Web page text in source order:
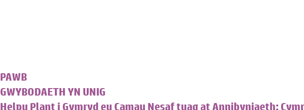
PAWB
GWYBODAETH YN UNIG
Helpu Plant i Gymryd eu Camau Nesaf tuag at Annibyniaeth: